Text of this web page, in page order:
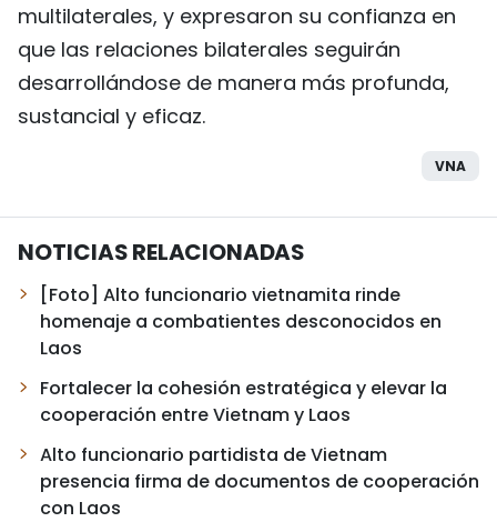
multilaterales, y expresaron su confianza en
que las relaciones bilaterales seguirán
desarrollándose de manera más profunda,
sustancial y eficaz.
VNA
NOTICIAS RELACIONADAS
[Foto] Alto funcionario vietnamita rinde
homenaje a combatientes desconocidos en
Laos
Fortalecer la cohesión estratégica y elevar la
cooperación entre Vietnam y Laos
Alto funcionario partidista de Vietnam
presencia firma de documentos de cooperación
con Laos